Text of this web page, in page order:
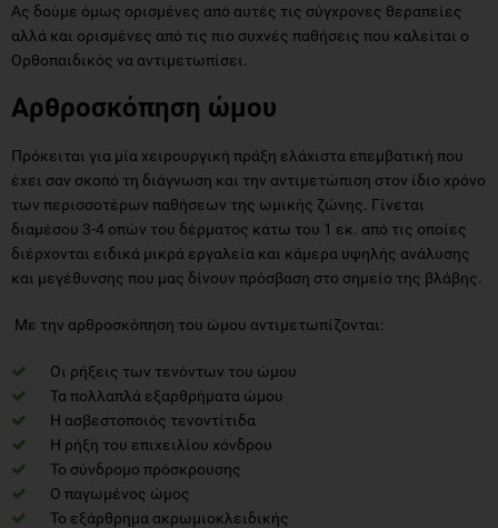
Ας δούμε όμως ορισμένες από αυτές τις σύγχρονες θεραπείες
αλλά και ορισμένες από τις πιο συχνές παθήσεις που καλείται ο
Ορθοπαιδικός να αντιμετωπίσει.
Αρθροσκόπηση ώμου
Πρόκειται για μία χειρουργική πράξη ελάχιστα επεμβατική που
έχει σαν σκοπό τη διάγνωση και την αντιμετώπιση στον ίδιο χρόνο
των περισσοτέρων παθήσεων της ωμικής ζώνης. Γίνεται
διαμέσου 3-4 οπών του δέρματος κάτω του 1 εκ. από τις οποίες
διέρχονται ειδικά μικρά εργαλεία και κάμερα υψηλής ανάλυσης
και μεγέθυνσης που μας δίνουν πρόσβαση στο σημείο της βλάβης.
Με την αρθροσκόπηση του ώμου αντιμετωπίζονται:
Οι ρήξεις των τενόντων του ώμου
Τα πολλαπλά εξαρθρήματα ώμου
Η ασβεστοποιός τενοντίτιδα
Η ρήξη του επιχειλίου χόνδρου
Το σύνδρομο πρόσκρουσης
Ο παγωμένος ώμος
Το εξάρθρημα ακρωμιοκλειδικής